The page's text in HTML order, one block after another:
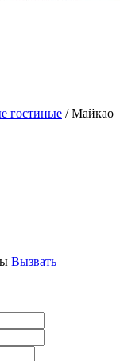
гостиные / Майкао
Вызвать